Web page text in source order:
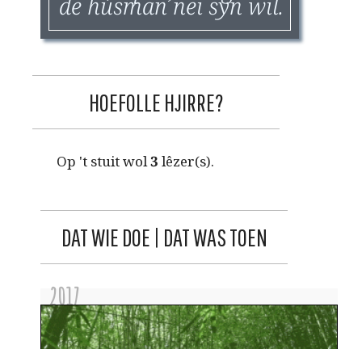
HOEFOLLE HJIRRE?
Op 't stuit wol3 lêzer(s).
DAT WIE DOE | DAT WAS TOEN
2017